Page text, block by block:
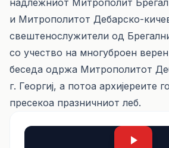
надлежниот Митрополит
и Митрополитот Дебарско-
свештенослужители од
со учество на многуброен
беседа одржа Митрополитот
г. Георгиј, а потоа архијереите
пресекоа празничниот леб.